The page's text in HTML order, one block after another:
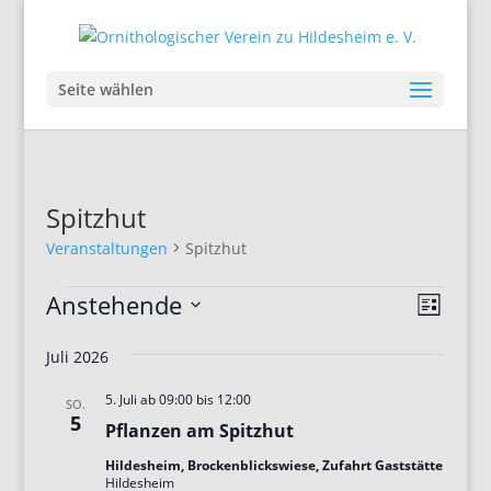
Seite wählen
Spitzhut
Veranstaltungen Spitzhut
Veranstaltungen Liste
Anstehende
wählen.
Juli 2026
SO.
5 Pflanzen am Spitzhut
5. Juli ab 09:00bis 12:00
Hildesheim, Brockenblickswiese, Zufahrt Gaststätte
Hildesheim